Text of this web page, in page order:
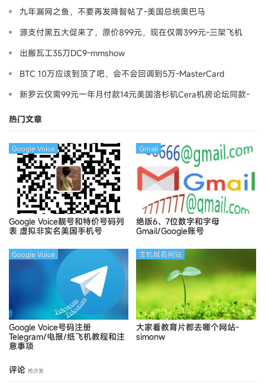
九年漏网之鱼，不要再发降智帖了-美国总统奥巴马
源支付黑五大促来了，原价899元，现在仅需399元-三架飞机
出搬瓦工35刀DC9-mmshow
BTC 10万应该到顶了吧，会不会回调到5万-MasterCard
新罗云仅需99元一年月付款14元美国洛杉矶Cera机房论坛同款-
热门文章
Google Voice靓号和特价号码列
表 虚拟非实名美国手机号
Google Voice
绝版6、7位数字和字母
Gmail/Google账号
Gmail
Google Voice号码注册
Telegram/电报/纸飞机教程和注
意事项
Google Voice
大家看教育片都去哪个网站-
simonw
主机域名网站
评论 抢沙发